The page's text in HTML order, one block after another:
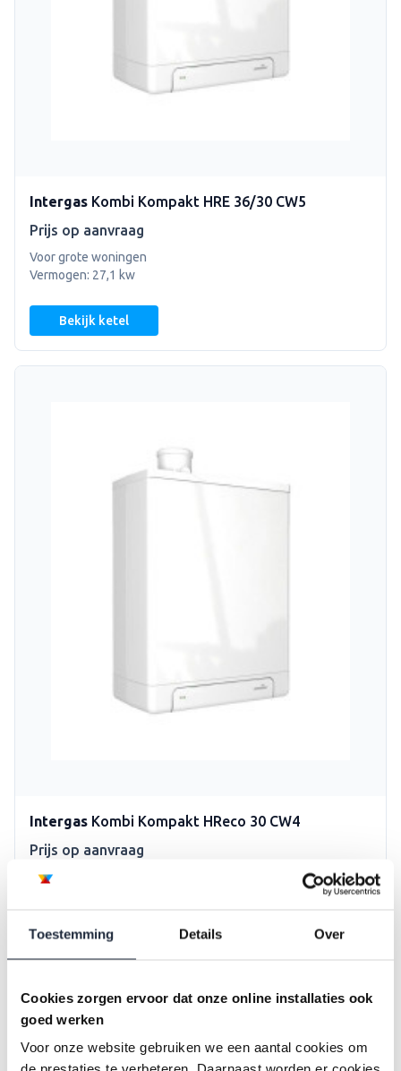
Toestemming Details Over
Cookies zorgen ervoor dat onze online installaties ook
goed werken
Voor onze website gebruiken we een aantal cookies om
Intergas Kombi Kompakt HRE 36/30 CW5
Prijs op aanvraag
Voor grote woningen
Vermogen: 27,1 kw
Bekijk ketel
Intergas Kombi Kompakt HReco 30 CW4
Prijs op aanvraag
Voor middelgrote woningen
Bekijk ketel